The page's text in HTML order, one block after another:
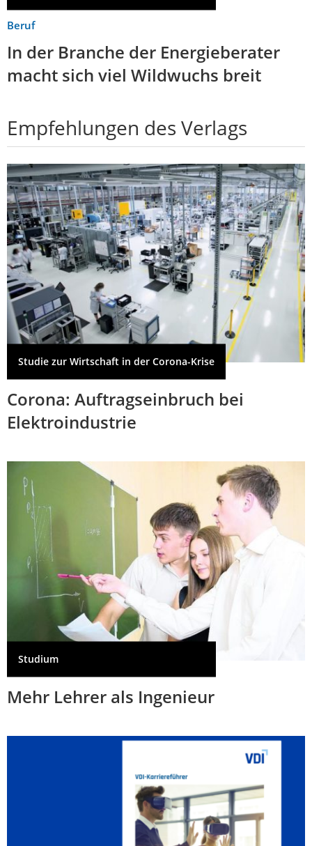
Beruf
In der Branche der Energieberater
macht sich viel Wildwuchs breit
Empfehlungen des Verlags
Studie zur Wirtschaft in der Corona-Krise
Corona: Auftragseinbruch bei
Elektroindustrie
Studium
Mehr Lehrer als Ingenieur